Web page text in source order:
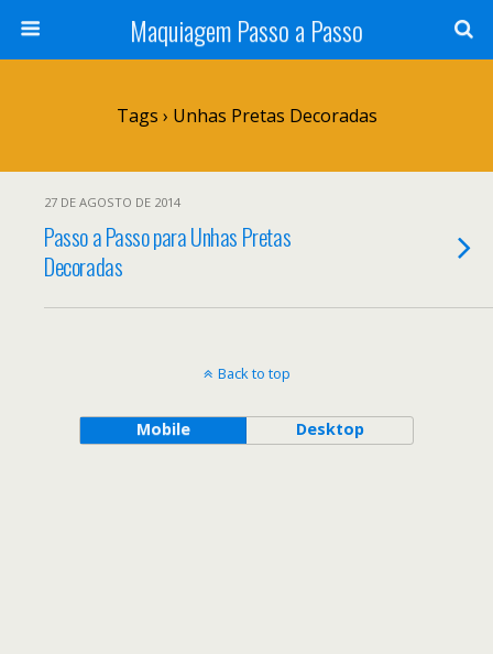
Maquiagem Passo a Passo
Tags › Unhas Pretas Decoradas
27 DE AGOSTO DE 2014
Passo a Passo para Unhas Pretas
Decoradas
Back to top
Mobile Desktop